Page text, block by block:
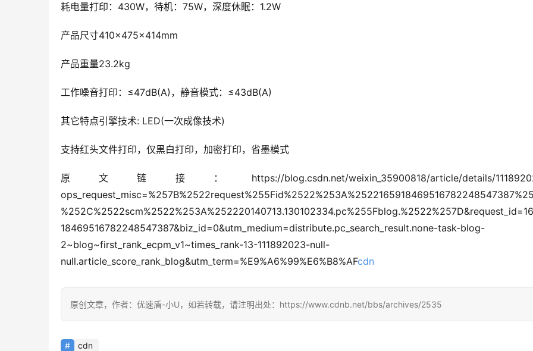
耗电量打印：430W，待机：75W，深度休眠：1.2W
产品尺寸410×475×414mm
产品重量23.2kg
工作噪音打印：≤47dB(A)，静音模式：≤43dB(A)
其它特点引擎技术: LED(一次成像技术)
支持红头文件打印，仅黑白打印，加密打印，省墨模式
原文链接：https://blog.csdn.net/weixin_35900818/article/details/
18469516782248547387&biz_id=0&utm_medium=distribute.pc_search_result.none-task-blog-
2~blog~first_rank_ecpm_v1~times_rank-13-111892023-null-
null.article_score_rank_blog&utm_term=%E9%A6%99%E6%B8%AFcdn
原创文章，作者：优速盾-小U，如若转载，请注明出处：https://www.cdnb.net/bbs/archives/2535
cdn